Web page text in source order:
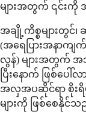
များအတွက် ၎င်းကို
အချို့ကိစ္စများတွင်၊
(အရေပြားအနာကျ
လွန်) များအတွက်
ပြီးနောက် ဖြစ်ပေ
အလှအပဆိုင်ရာ စိုးရိ
များကို ဖြစ်စေနိုင်သ